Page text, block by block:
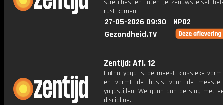
stretches en laten je zenuwstelsel
rust komen.
27-05-2026 09:30
NPO2
Gezondheid.TV
Zentijd: Afl. 12
Hatha yoga is de meest klassieke
en vormt de basis voor de meeste
yogastijlen. We gaan aan de slag met
discipline.